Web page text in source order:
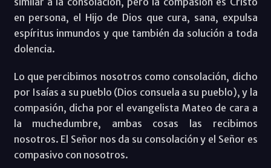
en persona, el Hijo de Dios que cura, sana, expulsa
espíritus inmundos y que también da solución a toda
dolencia.
Lo que percibimos nosotros como consolación, dicho
por Isaías a su pueblo (Dios consuela a su pueblo), y la
compasión, dicha por el evangelista Mateo de cara a
la muchedumbre, ambas cosas las recibimos
nosotros. El Señor nos da su consolación y el Señor es
compasivo con nosotros.